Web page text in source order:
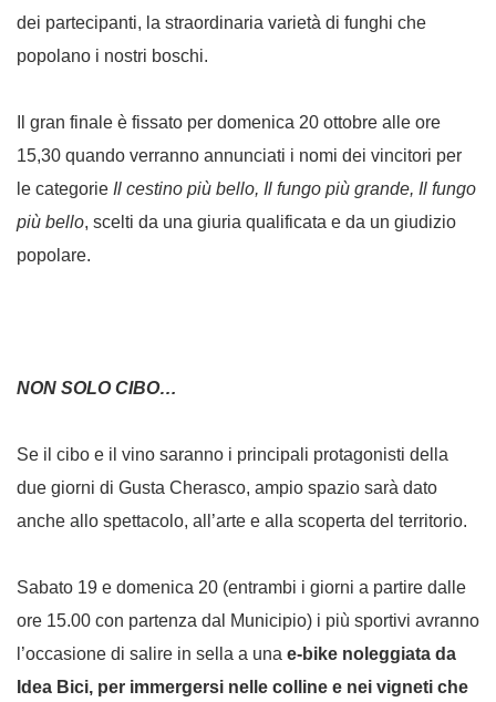
dei partecipanti, la straordinaria varietà di funghi che
popolano i nostri boschi.
Il gran finale è fissato per domenica 20 ottobre alle ore
15,30 quando verranno annunciati i nomi dei vincitori per
le categorie Il cestino più bello, Il fungo più grande, Il fungo
più bello, scelti da una giuria qualificata e da un giudizio
popolare.
NON SOLO CIBO…
Se il cibo e il vino saranno i principali protagonisti della
due giorni di Gusta Cherasco, ampio spazio sarà dato
anche allo spettacolo, all’arte e alla scoperta del territorio.
Sabato 19 e domenica 20 (entrambi i giorni a partire dalle
ore 15.00 con partenza dal Municipio) i più sportivi avranno
l’occasione di salire in sella a una e-bike noleggiata da
Idea Bici, per immergersi nelle colline e nei vigneti che